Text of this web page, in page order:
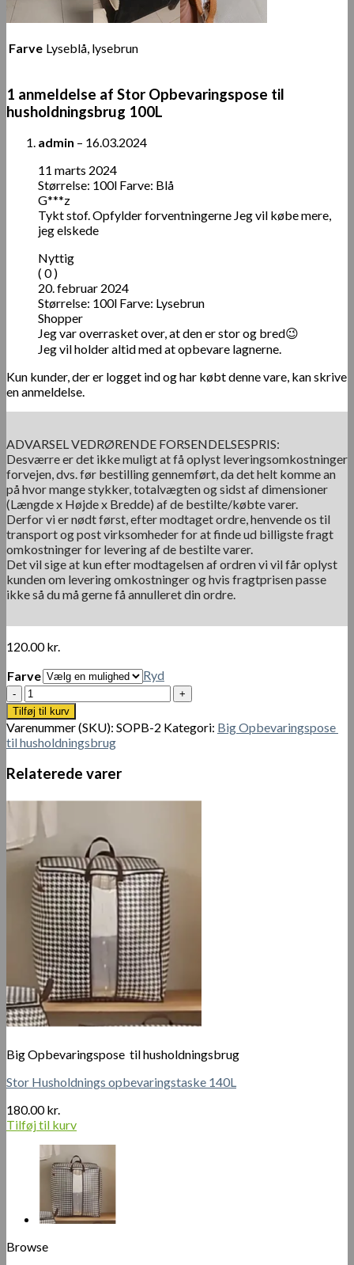
Farve Lyseblå, lysebrun
1 anmeldelse af Stor Opbevaringspose til
husholdningsbrug 100L
admin – 16.03.2024
11 marts 2024
Størrelse: 100l Farve: Blå
G***z
Tykt stof. Opfylder forventningerne Jeg vil købe mere,
jeg elskede
Nyttig
( 0 )
20. februar 2024
Størrelse: 100l Farve: Lysebrun
Shopper
Jeg var overrasket over, at den er stor og bred😉
Jeg vil holder altid med at opbevare lagnerne.
Kun kunder, der er logget ind og har købt denne vare, kan skrive
en anmeldelse.
ADVARSEL VEDRØRENDE FORSENDELSESPRIS:
Desværre er det ikke muligt at få oplyst leveringsomkostninger
forvejen, dvs. før bestilling gennemført, da det helt komme an
på hvor mange stykker, totalvægten og sidst af dimensioner
(Længde x Højde x Bredde) af de bestilte/købte varer.
Derfor vi er nødt først, efter modtaget ordre, henvende os til
transport og post virksomheder for at finde ud billigste fragt
omkostninger for levering af de bestilte varer.
Det vil sige at kun efter modtagelsen af ordren vi vil får oplyst
kunden om levering omkostninger og hvis fragtprisen passe
ikke så du må gerne få annulleret din ordre.
120.00kr.
Farve
Ryd
Stor
Opbevaringspose
til
husholdningsbrug
100L
antal
Tilføj til kurv
Varenummer (SKU): SOPB-2 Kategori: Big Opbevaringspose
til husholdningsbrug
Relaterede varer
Big Opbevaringspose til husholdningsbrug
Stor Husholdnings opbevaringstaske 140L
180.00kr.
Tilføj til kurv
Browse